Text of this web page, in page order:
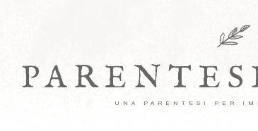
UNA PARENTESI PER